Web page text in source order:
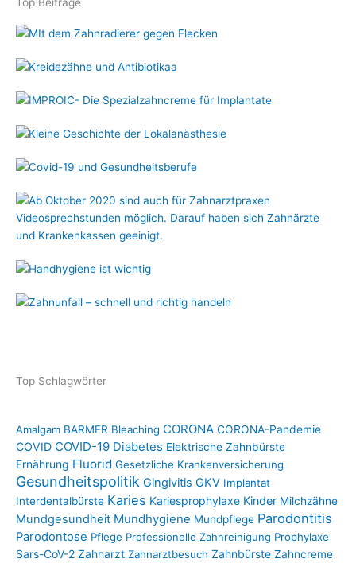
Top Beiträge
Top Schlagwörter
Amalgam BARMER Bleaching CORONA CORONA-Pandemie
COVID COVID-19 Diabetes Elektrische Zahnbürste
Ernährung Fluorid Gesetzliche Krankenversicherung
Gesundheitspolitik Gingivitis GKV Implantat
Interdentalbürste Karies Kariesprophylaxe Kinder Milchzähne
Mundgesundheit Mundhygiene Mundpflege Parodontitis
Parodontose Pflege Professionelle Zahnreinigung Prophylaxe
Sars-CoV-2 Zahnarzt Zahnarztbesuch Zahnbürste Zahncreme